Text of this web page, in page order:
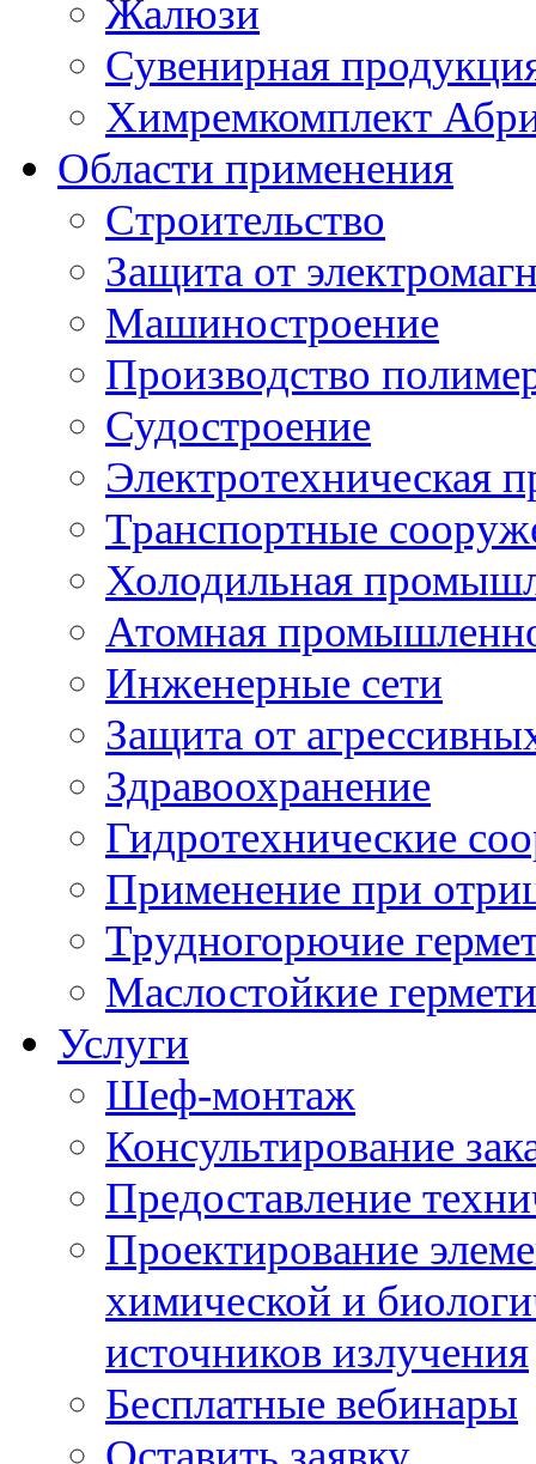
Жалюзи
Сувенирная
Химремкомплект
Области применения
Строительство
Защита от
Машиностроение
Производство
Судостроение
Электротехническая
Транспортные
Холодильная
Атомная
Инженерные сети
Защита от
Здравоохранение
Гидротехнические
Применение при
Трудногорючие
Маслостойкие
Услуги
Шеф-монтаж
Консультирование
Предоставление
Проектирование
химической и
источников излучения
Бесплатные вебинары